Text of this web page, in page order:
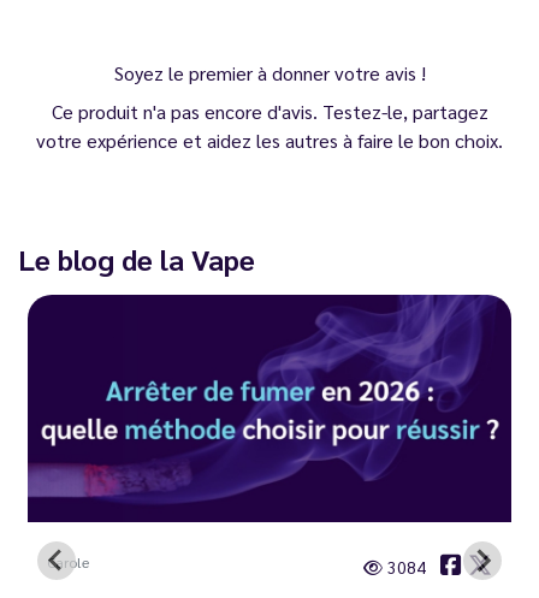
Soyez le premier à donner votre avis !
Ce produit n'a pas encore d'avis. Testez-le, partagez
votre expérience et aidez les autres à faire le bon choix.
Le blog de la Vape
Carole 3084